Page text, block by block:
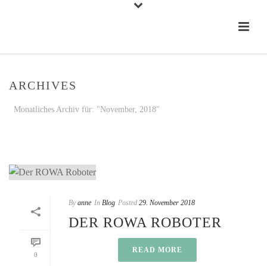
ARCHIVES
Monatliches Archiv für: "November, 2018"
0
By anne In Blog Posted 29. November 2018
DER ROWA ROBOTER
READ MORE